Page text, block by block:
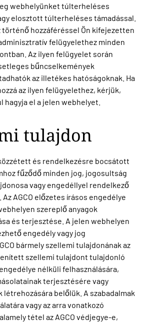
webhelyünket túlterheléses
elosztott túlterheléses támadással.
történő hozzáféréssel Ön kifejezetten
felügyelethez minden
Az ilyen felügyelet során
bűncselkemények
az illetékes hatóságoknak. Ha
az ilyen felügyelethez, kérjük,
hagyja el a jelen webhelyet.
tulajdon
és rendelkezésre bocsátott
fűződő minden jog, jogosultság
vagy engedéllyel rendelkező
Az AGCO előzetes írásos engedélye
szereplő anyagok
és terjesztése. A jelen webhelyen
engedély vagy jog
bármely szellemi tulajdonának az
szellemi tulajdont tulajdonló
nélküli felhasználására,
terjesztésére vagy
létrehozására belőlük. A szabadalmak
vagy az arra vonatkozó
tétel az AGCO védjegye-e,